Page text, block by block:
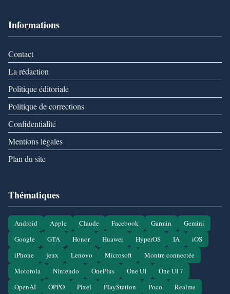
Informations
Contact
La rédaction
Politique éditoriale
Politique de corrections
Confidentialité
Mentions légales
Plan du site
Thématiques
Android Apple Claude Facebook Garmin
Gemini
Google
GTA Honor Huawei HyperOS IA
iOS
iPhone
jeux Lenovo Microsoft
Montre connectée
Motorola
Nintendo OnePlus One UI
One UI 7
OpenAI
OPPO Pixel PlayStation Poco Realme